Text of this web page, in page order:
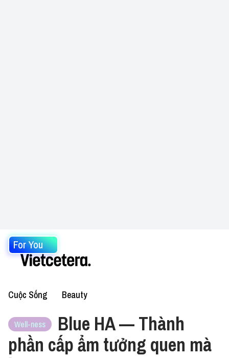
For You
Cuộc Sống Beauty
Well-ness
Blue HA — Thành
phần cấp ẩm tưởng quen mà